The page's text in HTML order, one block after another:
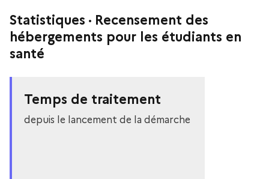
Statistiques · Recensement des
hébergements pour les étudiants en
santé
Temps de traitement
depuis le lancement de la démarche